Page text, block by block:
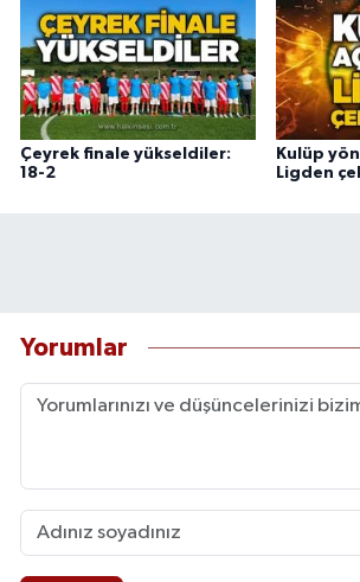
Çeyrek finale yükseldiler:
18-2
Kulüp
Ligden
Yorumlar